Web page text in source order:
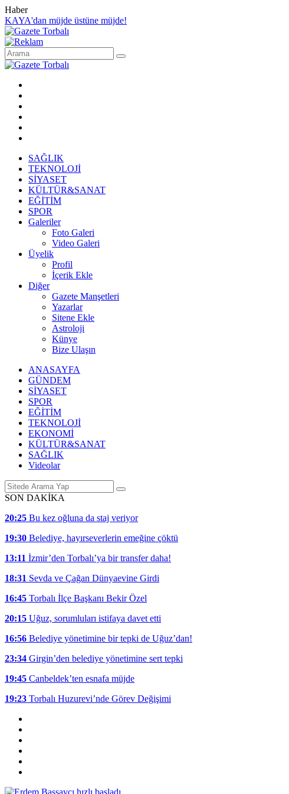
Haber
KAYA'dan müjde üstüne müjde!
SAĞLIK
TEKNOLOJİ
SİYASET
KÜLTÜR&SANAT
EĞİTİM
SPOR
Galeriler
Foto Galeri
Video Galeri
Üyelik
Profil
İçerik Ekle
Diğer
Gazete Manşetleri
Yazarlar
Sitene Ekle
Astroloji
Künye
Bize Ulaşın
ANASAYFA
GÜNDEM
SİYASET
SPOR
EĞİTİM
TEKNOLOJİ
EKONOMİ
KÜLTÜR&SANAT
SAĞLIK
Videolar
SON DAKİKA
20:25 Bu kez oğluna da staj veriyor
19:30 Belediye, hayırseverlerin emeğine çöktü
13:11 İzmir’den Torbalı’ya bir transfer daha!
18:31 Sevda ve Çağan Dünyaevine Girdi
16:45 Torbalı İlçe Başkanı Bekir Özel
20:15 Uğuz, sorumluları istifaya davet etti
16:56 Belediye yönetimine bir tepki de Uğuz’dan!
23:34 Girgin’den belediye yönetimine sert tepki
19:45 Canbeldek’ten esnafa müjde
19:23 Torbalı Huzurevi’nde Görev Değişimi